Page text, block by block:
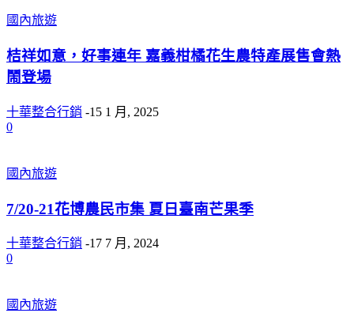
國內旅遊
桔祥如意，好事連年 嘉義柑橘花生農特產展售會熱
鬧登場
十華整合行銷 -15 1 月, 2025
0
國內旅遊
7/20-21花博農民市集 夏日臺南芒果季
十華整合行銷 -17 7 月, 2024
0
國內旅遊